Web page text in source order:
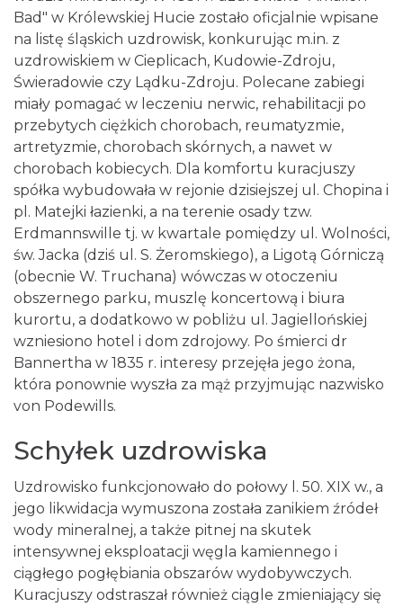
Bad" w Królewskiej Hucie zostało oficjalnie wpisane
na listę śląskich uzdrowisk, konkurując m.in. z
uzdrowiskiem w Cieplicach, Kudowie-Zdroju,
Świeradowie czy Lądku-Zdroju. Polecane zabiegi
miały pomagać w leczeniu nerwic, rehabilitacji po
przebytych ciężkich chorobach, reumatyzmie,
artretyzmie, chorobach skórnych, a nawet w
chorobach kobiecych. Dla komfortu kuracjuszy
spółka wybudowała w rejonie dzisiejszej ul. Chopina i
pl. Matejki łazienki, a na terenie osady tzw.
Erdmannswille tj. w kwartale pomiędzy ul. Wolności,
św. Jacka (dziś ul. S. Żeromskiego), a Ligotą Górniczą
(obecnie W. Truchana) wówczas w otoczeniu
obszernego parku, muszlę koncertową i biura
kurortu, a dodatkowo w pobliżu ul. Jagiellońskiej
wzniesiono hotel i dom zdrojowy. Po śmierci dr
Bannertha w 1835 r. interesy przejęła jego żona,
która ponownie wyszła za mąż przyjmując nazwisko
von Podewills.
Schyłek uzdrowiska
Uzdrowisko funkcjonowało do połowy l. 50. XIX w., a
jego likwidacja wymuszona została zanikiem źródeł
wody mineralnej, a także pitnej na skutek
intensywnej eksploatacji węgla kamiennego i
ciągłego pogłębiania obszarów wydobywczych.
Kuracjuszy odstraszał również ciągle zmieniający się